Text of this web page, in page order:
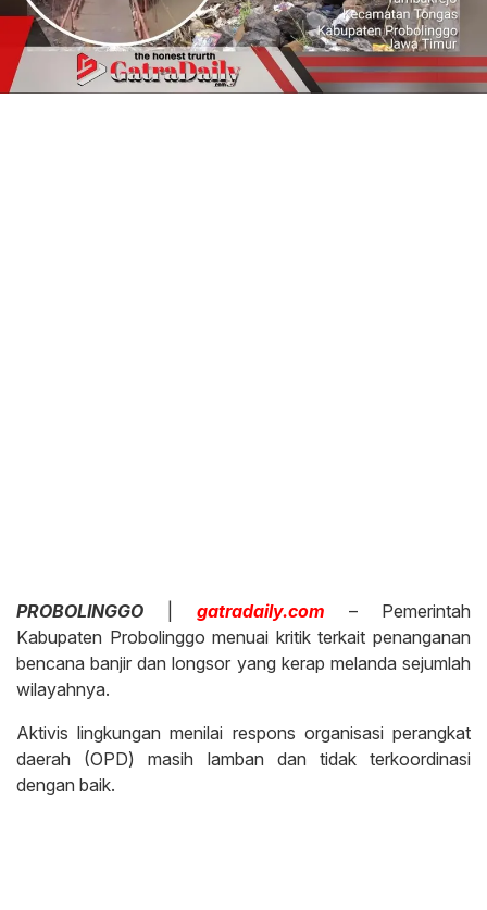
PROBOLINGGO gatradaily.com – Pemerintah
Kabupaten Probolinggo menuai kritik terkait penanganan
bencana banjir dan longsor yang kerap melanda sejumlah
wilayahnya.
Aktivis lingkungan menilai respons organisasi perangkat
daerah (OPD) masih lamban dan tidak terkoordinasi
dengan baik.